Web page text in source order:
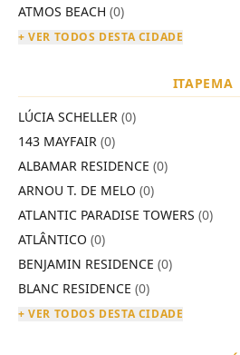
ATMOS BEACH (0)
+ VER TODOS DESTA CIDADE
ITAPEMA
LÚCIA SCHELLER (0)
143 MAYFAIR (0)
ALBAMAR RESIDENCE (0)
ARNOU T. DE MELO (0)
ATLANTIC PARADISE TOWERS (0)
ATLÂNTICO (0)
BENJAMIN RESIDENCE (0)
BLANC RESIDENCE (0)
+ VER TODOS DESTA CIDADE